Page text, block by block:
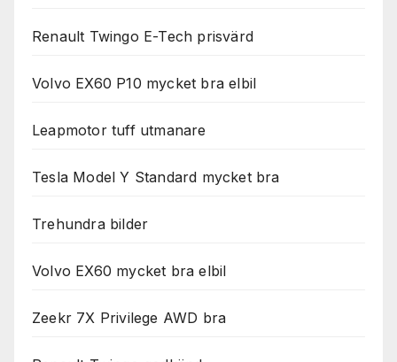
Renault Twingo E-Tech prisvärd
Volvo EX60 P10 mycket bra elbil
Leapmotor tuff utmanare
Tesla Model Y Standard mycket bra
Trehundra bilder
Volvo EX60 mycket bra elbil
Zeekr 7X Privilege AWD bra